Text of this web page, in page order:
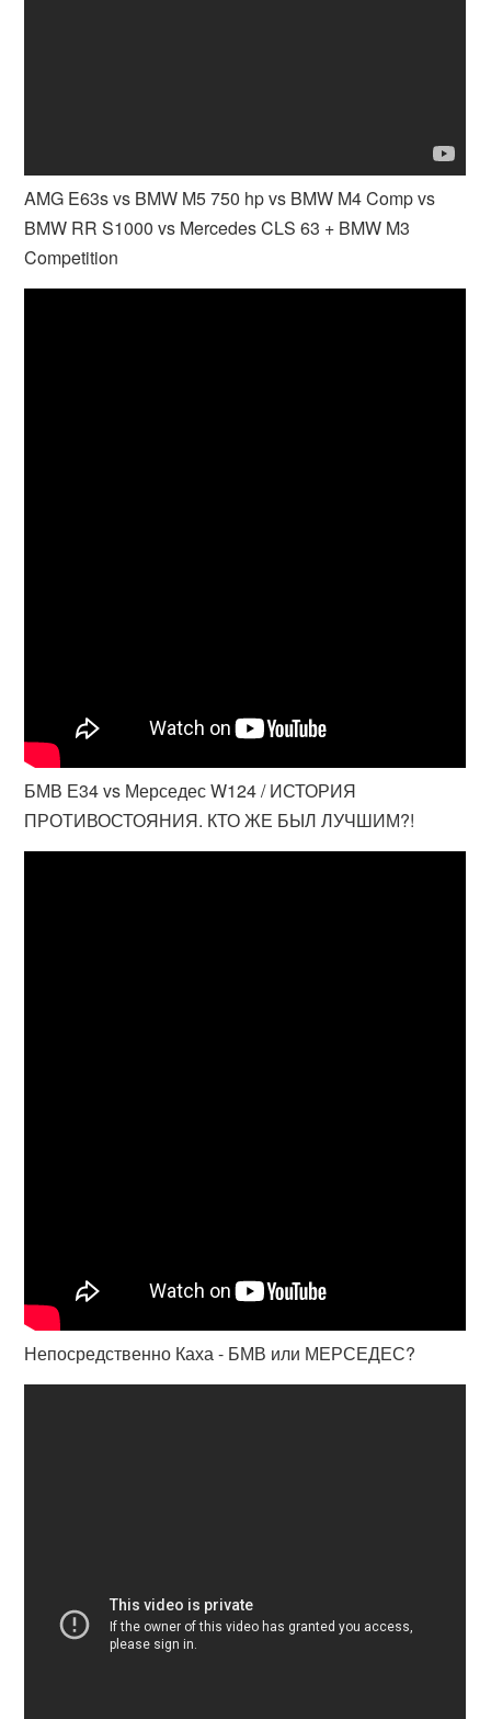
AMG E63s vs BMW M5 750 hp vs BMW M4 Comp vs
BMW RR S1000 vs Mercedes CLS 63 + BMW M3
Competition
БМВ Е34 vs Мерседес W124 / ИСТОРИЯ
ПРОТИВОСТОЯНИЯ. КТО ЖЕ БЫЛ ЛУЧШИМ?!
Непосредственно Каха - БМВ или МЕРСЕДЕС?